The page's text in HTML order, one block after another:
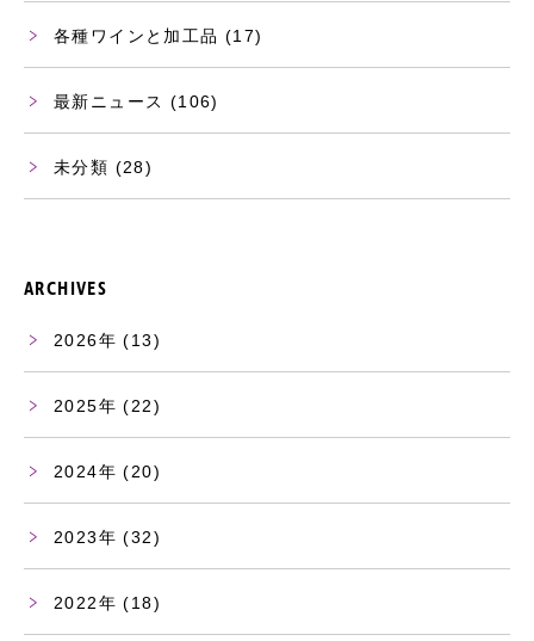
各種ワインと加工品 (17)
最新ニュース (106)
未分類 (28)
ARCHIVES
2026 (13)
2025 (22)
2024 (20)
2023 (32)
2022 (18)